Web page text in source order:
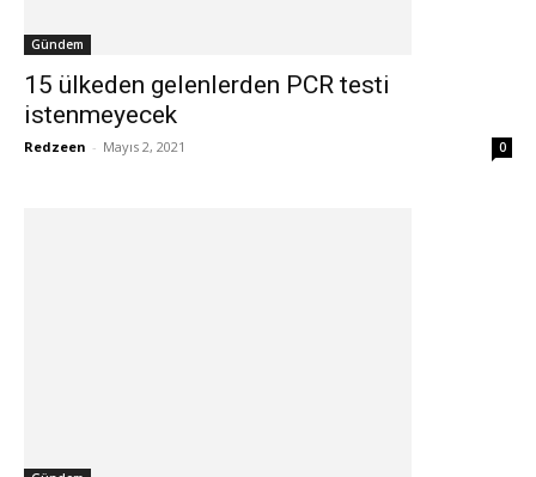
Gündem
15 ülkeden gelenlerden PCR testi
istenmeyecek
Redzeen - Mayıs 2, 2021 0